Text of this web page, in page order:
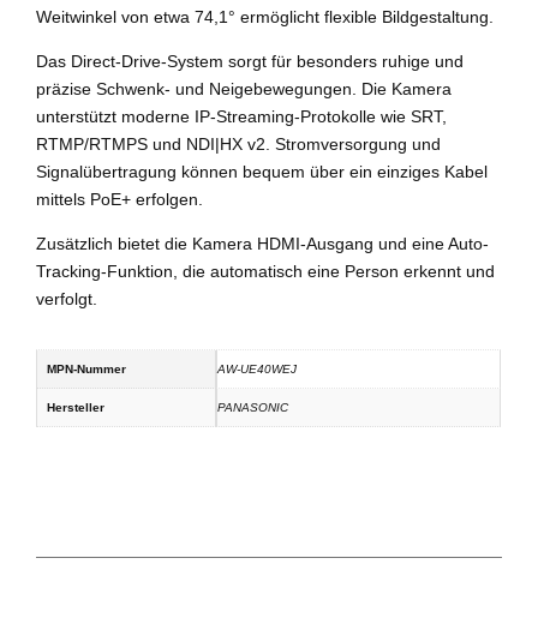
Weitwinkel von etwa 74,1° ermöglicht flexible Bildgestaltung.
Das Direct-Drive-System sorgt für besonders ruhige und
präzise Schwenk- und Neigebewegungen. Die Kamera
unterstützt moderne IP-Streaming-Protokolle wie SRT,
RTMP/RTMPS und NDI|HX v2. Stromversorgung und
Signalübertragung können bequem über ein einziges Kabel
mittels PoE+ erfolgen.
Zusätzlich bietet die Kamera HDMI-Ausgang und eine Auto-
Tracking-Funktion, die automatisch eine Person erkennt und
verfolgt.
MPN-Nummer AW-UE40WEJ
Hersteller PANASONIC